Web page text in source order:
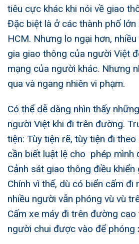
tiêu cực khác khi nói về giao
Đặc biệt là ở các thành phố lớn
HCM. Nhưng lo ngại hơn,
gia giao thông của người Việt
mạng của người khác. Nhưng
qua và ngang nhiên vi phạm.
Có thể dễ dàng nhìn thấy
người Việt khi đi trên đường.
tiện: Tùy tiện rẽ, tùy tiện đi
cần biết luật lệ cho phép mình
Cảnh sát giao thông điều
Chính vì thế, dù có biển cấm đi
nhiều người vẫn phóng vù vù
Cấm xe máy đi trên đường
người chui được vào để phóng